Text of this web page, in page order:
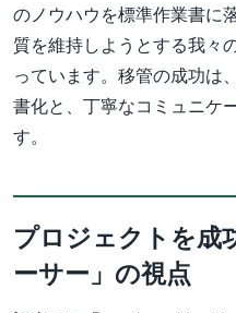
のノウハウを標準作業書に
質を維持しようとする我々
っています。移管の成功は
書化と、丁寧なコミュニケ
す。
プロジェクトを成
ーサー」の視点